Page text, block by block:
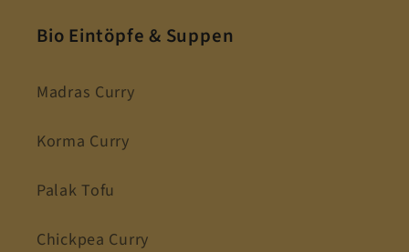
Bio Eintöpfe & Suppen
Madras Curry
Korma Curry
Palak Tofu
Chickpea Curry